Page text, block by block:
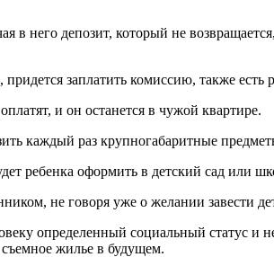
в него депозит, который не
заплатить комиссию, также
и он останется в чужой квартире.
каждый раз крупногабаритные
ребенка оформить в детский сад или
не говоря уже о желании завести
определенный социальный статус и
жилье в будущем.